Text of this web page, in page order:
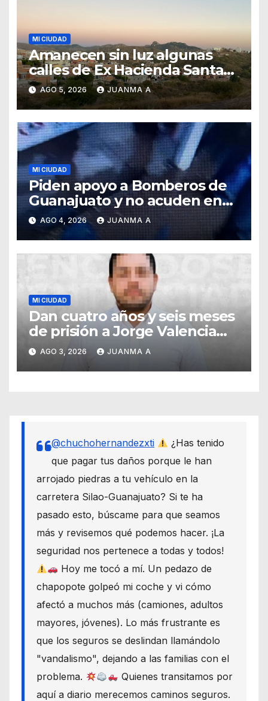
MI CIUDAD
Amanecen sin luz algunas
calles de Ex Hacienda Santa
Teresa
AGO 5, 2026 JUANMA A
MI CIUDAD
Piden apoyo a Bomberos de
Guanajuato y no acuden en
auxilio de capitalinos ante
fuerte lluvia
AGO 4, 2026 JUANMA A
MI CIUDAD
Dan cuatro años y seis meses
de prisión a Jorge Valencia
Gallo por el delito de cohecho
AGO 3, 2026 JUANMA A
@chuchohernandezxti
¿Has tenido
que pagar tus daños porque le han
arrojado piedras a tu vehículo en la
carretera Silao-Guanajuato? Si te ha
pasado esto, búscame para que seamos
más y revisemos qué podemos hacer. ¡La
seguridad nos pertenece a todas y todos!
Hoy me tocó a mí. Un pedazo de
chapopote golpeó mi coche y vi cómo
afectó a muchos más (camiones, adultos
mayores, jóvenes). Lo más frustrante es
que los seguros se deslindan llamándolo
"vandalismo", dejando a las familias con el
problema.
Quienes transitamos por
aquí a diario merecemos caminos seguros.